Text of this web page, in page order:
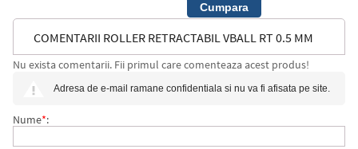
COMENTARII ROLLER RETRACTABIL VBALL RT 0.5 MM
Nu exista comentarii. Fii primul care comenteaza acest produs!
Adresa de e-mail ramane confidentiala si nu va fi afisata pe site.
Nume*: